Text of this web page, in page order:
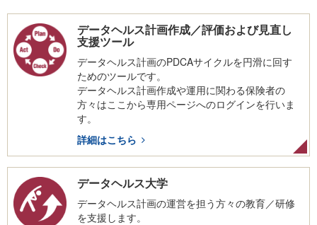
データヘルス計画作成／評価および見直し
支援ツール
データヘルス計画のPDCAサイクルを円滑に回す
ためのツールです。
データヘルス計画作成や運用に関わる保険者の
方々はここから専用ページへのログインを行いま
す。
詳細はこちら
データヘルス大学
データヘルス計画の運営を担う方々の教育／研修
を支援します。